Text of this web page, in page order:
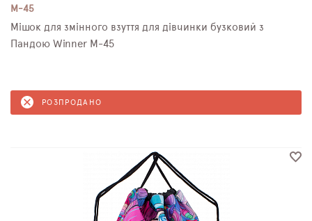
M-45
Мішок для змінного взуття для дівчинки бузковий з
Пандою Winner M-45
РОЗПРОДАНО